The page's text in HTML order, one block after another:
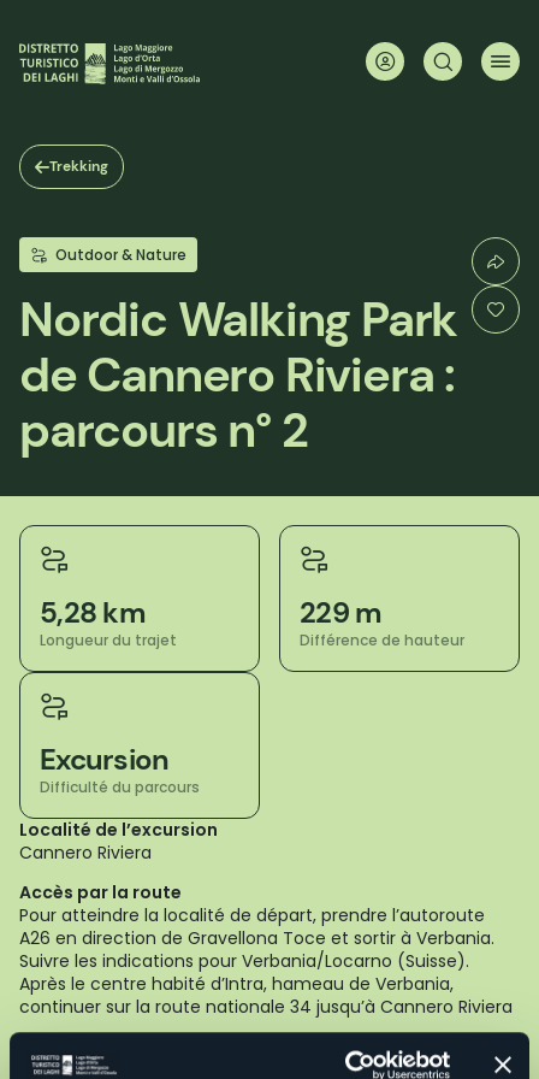
contenu
principal
Trekking
Outdoor & Nature
Nordic Walking Park
de Cannero Riviera :
parcours n° 2
5,28 km
Longueur du trajet
229 m
Différence de hauteur
Excursion
Difficulté du parcours
Localité de l’excursion
Cannero Riviera
Accès par la route
Pour atteindre la localité de départ, prendre l’autoroute
A26 en direction de Gravellona Toce et sortir à Verbania.
Suivre les indications pour Verbania/Locarno (Suisse).
Après le centre habité d’Intra, hameau de Verbania,
continuer sur la route nationale 34 jusqu’à Cannero Riviera
Cet itinéraire permet de découvrir trois charmants